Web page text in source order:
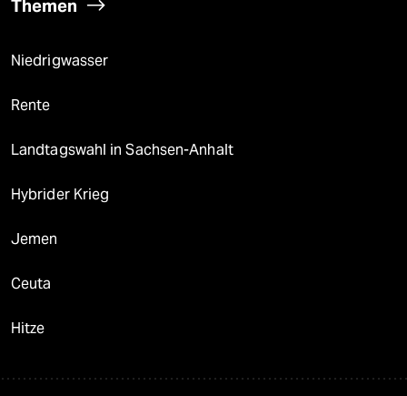
Themen
Niedrigwasser
Rente
Landtagswahl in Sachsen-Anhalt
Hybrider Krieg
Jemen
Ceuta
Hitze